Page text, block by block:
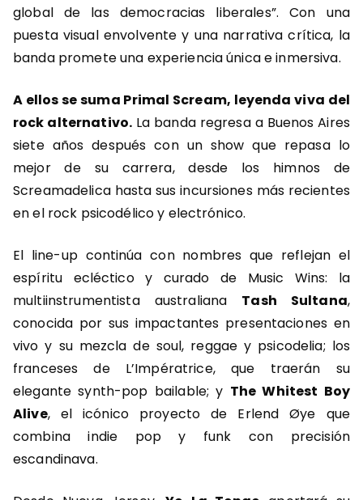
global de las democracias liberales”. Con una
puesta visual envolvente y una narrativa crítica, la
banda promete una experiencia única e inmersiva.
A ellos se suma Primal Scream, leyenda viva del
rock alternativo. La banda regresa a Buenos Aires
siete años después con un show que repasa lo
mejor de su carrera, desde los himnos de
Screamadelica hasta sus incursiones más recientes
en el rock psicodélico y electrónico.
El line-up continúa con nombres que reflejan el
espíritu ecléctico y curado de Music Wins: la
multiinstrumentista australiana Tash Sultana,
conocida por sus impactantes presentaciones en
vivo y su mezcla de soul, reggae y psicodelia; los
franceses de L’Impératrice, que traerán su
elegante synth-pop bailable; y The Whitest Boy
Alive, el icónico proyecto de Erlend Øye que
combina indie pop y funk con precisión
escandinava.